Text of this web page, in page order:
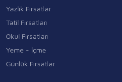
Yazlık Fırsatlar
Tatil Fırsatları
Okul Fırsatları
Yeme - İçme
Günlük Fırsatlar